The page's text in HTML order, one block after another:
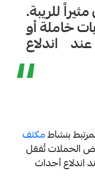
للريبة.
خاملة أو
اندلاع
“ بنشاطمكثف
الحملات تُفعّل
اندلاع أحداث